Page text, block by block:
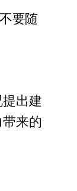
要随
出建
来的